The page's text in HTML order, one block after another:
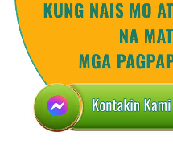
kailangan na gamitin
imahinasyon. Ito ang
halaga ng gawain ng
Maaari lamang
na hindi nakikita ng tao
ilarawan sa isip,